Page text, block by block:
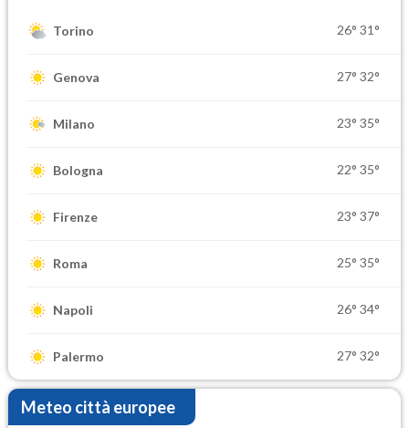
Torino 26° 31°
Genova 27° 32°
Milano 23° 35°
Bologna 22° 35°
Firenze 23° 37°
Roma 25° 35°
Napoli 26° 34°
Palermo 27° 32°
Meteo città europee